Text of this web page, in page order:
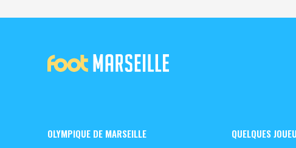
OLYMPIQUE DE MARSEILLE QUELQUES